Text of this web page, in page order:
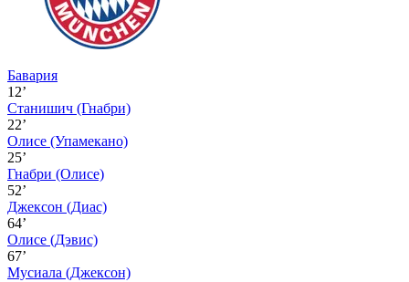
Бавария
12’
Станишич (Гнабри)
22’
Олисе (Упамекано)
25’
Гнабри (Олисе)
52’
Джексон (Диас)
64’
Олисе (Дэвис)
67’
Мусиала (Джексон)